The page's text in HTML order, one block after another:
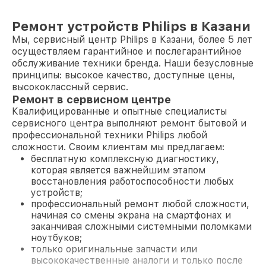
Ремонт устройств Philips в Казани
Мы, сервисный центр Philips в Казани, более 5 лет
осуществляем гарантийное и послегарантийное
обслуживание техники бренда. Наши безусловные
принципы: высокое качество, доступные цены,
высококлассный сервис.
Ремонт в сервисном центре
Квалифицированные и опытные специалисты
сервисного центра выполняют ремонт бытовой и
профессиональной техники Philips любой
сложности. Своим клиентам мы предлагаем:
бесплатную комплексную диагностику,
которая является важнейшим этапом
восстановления работоспособности любых
устройств;
профессиональный ремонт любой сложности,
начиная со смены экрана на смартфонах и
заканчивая сложными системными поломками
ноутбуков;
только оригинальные запчасти или
высококачественные аналоги и только после